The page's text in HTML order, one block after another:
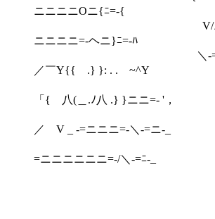
ニニニニOニ{ﾆ=-{
V/ニニﾆﾆ=-V
ニニニニ=-ヘニ}ﾆ=-ﾊ
＼-=ニニニ=-
／￣Y{{ .} }: . . ~^Y
V/ニニニ
「{ 八(＿.ﾉ八 .} }ニニ=- '，
V/ニニ
／ V _ -=ニニニ=-＼-=ニ-_
V/ニニﾆ
=ニニニニニニ=-/＼-=ﾆ-_